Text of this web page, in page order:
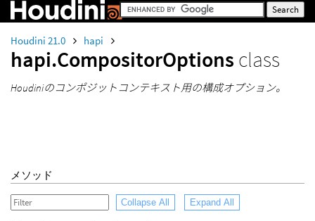
Houdini 21.0 hapi
hapi.CompositorOptions class
Houdiniのコンポジットコンテキスト用の構成オプション。
メソッド
Collapse All Expand All